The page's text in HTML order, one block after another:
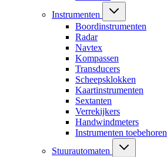
Instrumenten
Boordinstrumenten
Radar
Navtex
Kompassen
Transducers
Scheepsklokken
Kaartinstrumenten
Sextanten
Verrekijkers
Handwindmeters
Instrumenten toebehoren
Stuurautomaten